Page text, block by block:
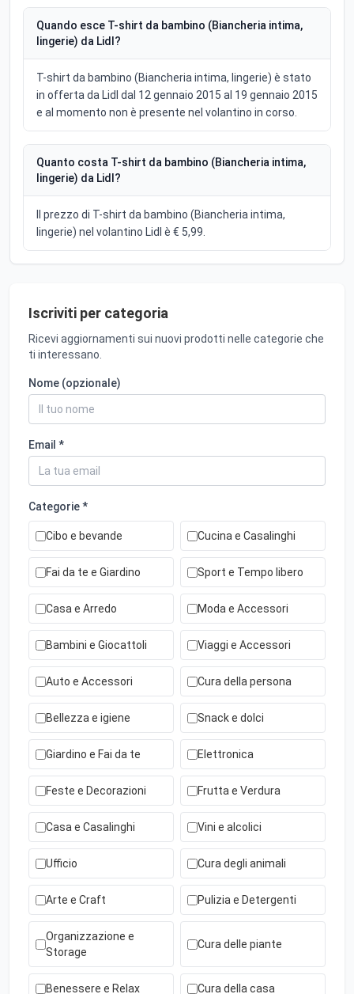
Quando esce T-shirt da bambino (Biancheria intima,
lingerie) da Lidl?
T-shirt da bambino (Biancheria intima, lingerie) è stato
in offerta da Lidl dal 12 gennaio 2015 al 19 gennaio 2015
e al momento non è presente nel volantino in corso.
Quanto costa T-shirt da bambino (Biancheria intima,
lingerie) da Lidl?
Il prezzo di T-shirt da bambino (Biancheria intima,
lingerie) nel volantino Lidl è € 5,99.
Iscriviti per categoria
Ricevi aggiornamenti sui nuovi prodotti nelle categorie che
ti interessano.
Nome (opzionale)
Email *
Categorie *
Cibo e bevande Cucina e Casalinghi
Fai da te e Giardino Sport e Tempo libero
Casa e Arredo Moda e Accessori
Bambini e Giocattoli Viaggi e Accessori
Auto e Accessori Cura della persona
Bellezza e igiene Snack e dolci
Giardino e Fai da te Elettronica
Feste e Decorazioni Frutta e Verdura
Casa e Casalinghi Vini e alcolici
Ufficio Cura degli animali
Arte e Craft Pulizia e Detergenti
Organizzazione e
Storage
Cura delle piante
Benessere e Relax Cura della casa